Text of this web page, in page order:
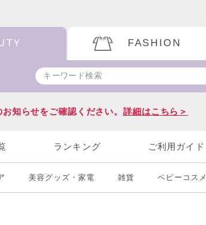
FASHION
お知らせをご確認ください。詳細はこちら＞
ランキング ご利用ガイド
美容グッズ・家電 雑貨 ベビーコスメ